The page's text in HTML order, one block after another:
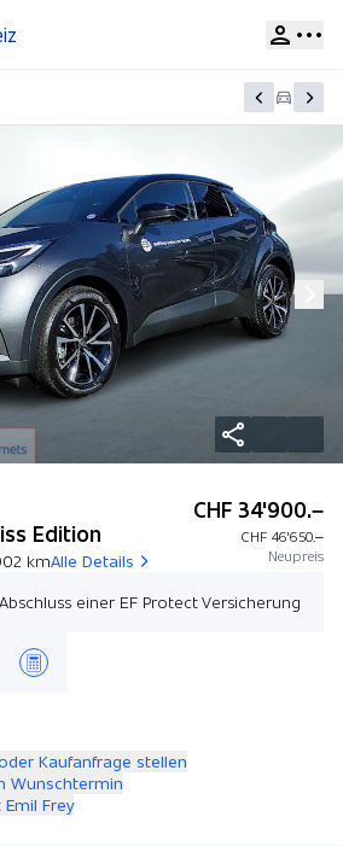
Edition
kmAlle Details
CHF 34'900.–
CHF 46'650.–
Neupreis
einer EF Protect Versicherung
Kaufanfrage stellen
Wunschtermin
Frey